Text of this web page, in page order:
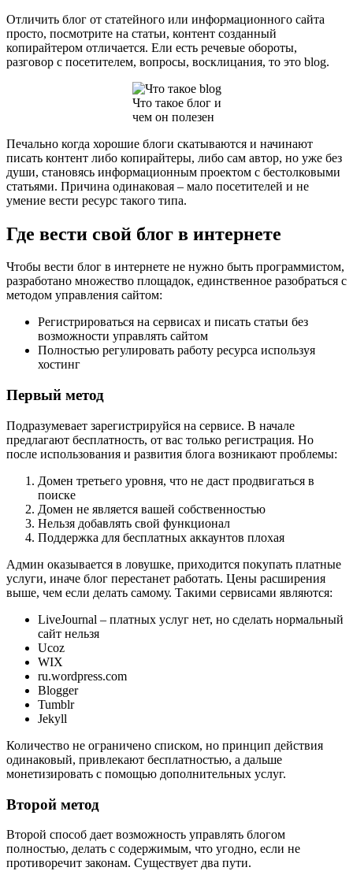
Отличить блог от статейного или информационного сайта
просто, посмотрите на статьи, контент созданный
копирайтером отличается. Ели есть речевые обороты,
разговор с посетителем, вопросы, восклицания, то это blog.
Что такое блог и
чем он полезен
Печально когда хорошие блоги скатываются и начинают
писать контент либо копирайтеры, либо сам автор, но уже без
души, становясь информационным проектом с бестолковыми
статьями. Причина одинаковая – мало посетителей и не
умение вести ресурс такого типа.
Где вести свой блог в интернете
Чтобы вести блог в интернете не нужно быть программистом,
разработано множество площадок, единственное разобраться с
методом управления сайтом:
Регистрироваться на сервисах и писать статьи без
возможности управлять сайтом
Полностью регулировать работу ресурса используя
хостинг
Первый метод
Подразумевает зарегистрируйся на сервисе. В начале
предлагают бесплатность, от вас только регистрация. Но
после использования и развития блога возникают проблемы:
Домен третьего уровня, что не даст продвигаться в
поиске
Домен не является вашей собственностью
Нельзя добавлять свой функционал
Поддержка для бесплатных аккаунтов плохая
Админ оказывается в ловушке, приходится покупать платные
услуги, иначе блог перестанет работать. Цены расширения
выше, чем если делать самому. Такими сервисами являются:
LiveJournal – платных услуг нет, но сделать нормальный
сайт нельзя
Ucoz
WIX
ru.wordpress.com
Blogger
Tumblr
Jekyll
Количество не ограничено списком, но принцип действия
одинаковый, привлекают бесплатностью, а дальше
монетизировать с помощью дополнительных услуг.
Второй метод
Второй способ дает возможность управлять блогом
полностью, делать с содержимым, что угодно, если не
противоречит законам. Существует два пути.